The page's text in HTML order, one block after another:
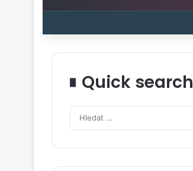
Quick search